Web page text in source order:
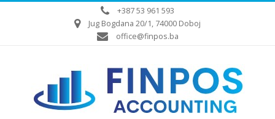
+387 53 961 593
Jug Bogdana 20/1, 74000 Doboj
office@finpos.ba